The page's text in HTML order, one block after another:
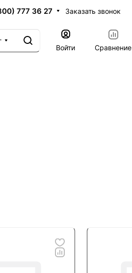
777 36 27 Заказать звонок
Войти
Сравнение